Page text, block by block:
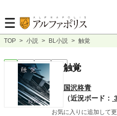
TOP > 小説 > BL小説 > 触覚
完結 長編 触覚
国沢柊青
（近況ボード：
お気に入りに追加して